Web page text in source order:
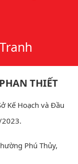
THIẾT
Kế Hoạch và Đầu
2023.
Phú Thủy,